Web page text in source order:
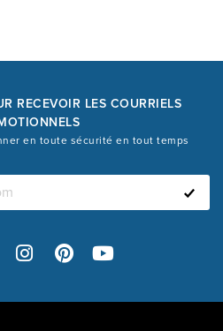
RECEVOIR LES COURRIELS
en toute sécurité en tout temps